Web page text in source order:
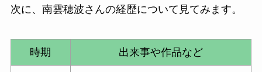
次に、南雲穂波さんの経歴について見てみます。
時期 出来事や作品など